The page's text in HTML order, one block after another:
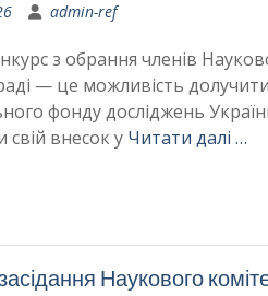
admin-ref
з обрання членів
— це можливість
фонду досліджень
свій внесок у Читати далі …
Наукового